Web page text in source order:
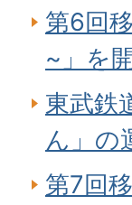
第6回
~」を
東武鉄
ん」の
第7回